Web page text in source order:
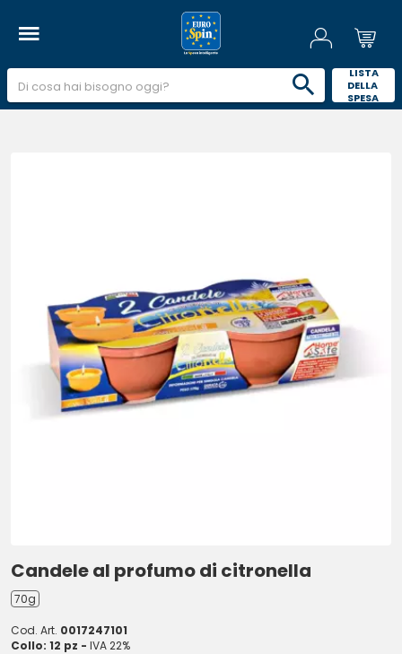
LISTA
DELLA
SPESA
Candele al profumo di citronella
70g
Cod. Art. 0017247101
Collo: 12 pz - IVA 22%